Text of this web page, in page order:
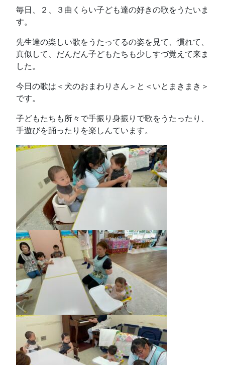
毎日、２、３曲くらい子ども達の好きの歌をうたいま
す。
先生達の楽しい歌をうたってるの姿を見て、慣れて、
真似して、だんだん子どもたちも少しすづ覚えて来ま
した。
今日の歌は＜犬のおまわりさん＞と＜いとまきまき＞
です。
子どもたちも所々で手振り身振りで歌をうたったり、
手遊びを踊ったりを楽しんています。